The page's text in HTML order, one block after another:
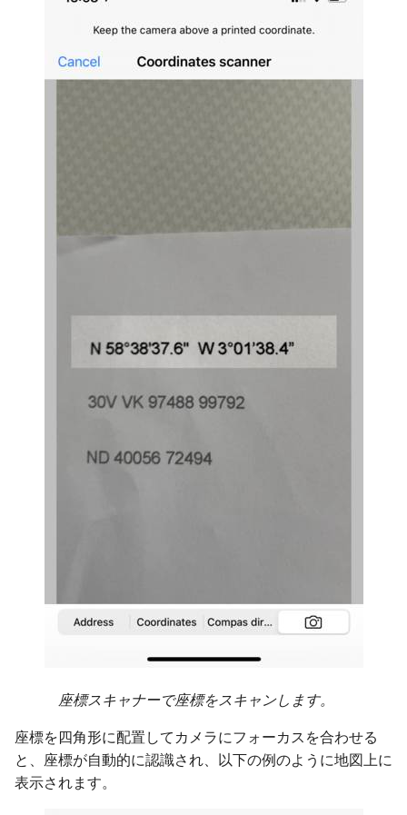
座標スキャナーで座標をスキャンします。
座標を四角形に配置してカメラにフォーカスを合わせる
と、座標が自動的に認識され、以下の例のように地図上に
表示されます。